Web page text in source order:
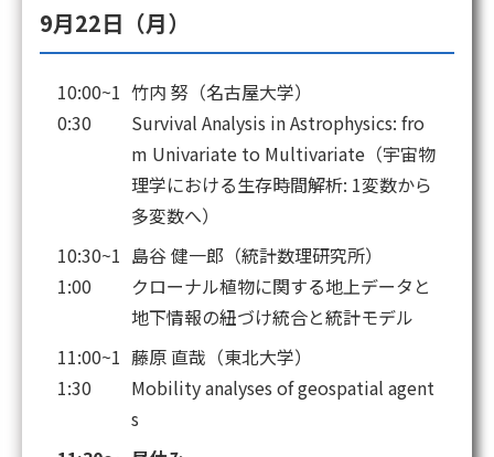
9月22日（月）
10:00~1
0:30
竹内 努（名古屋大学）
Survival Analysis in Astrophysics: fro
m Univariate to Multivariate（宇宙物
理学における生存時間解析: 1変数から
多変数へ）
10:30~1
1:00
島谷 健一郎（統計数理研究所）
クローナル植物に関する地上データと
地下情報の紐づけ統合と統計モデル
11:00~1
1:30
藤原 直哉（東北大学）
Mobility analyses of geospatial agent
s